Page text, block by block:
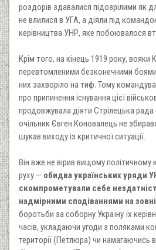
роздорів здавалися підозрілими як
не влилися в УГА, а діяли під
керівництва УНР, яке побоювалося
Крім того, на кінець 1919 року, вояки
перевтомленими безконечними
них захворіло на тиф. Тому
про припинення існування цієї
продовжувала діяти Стрілецька рада
очільник Євген Коновалець не
шукав виходу із критичної ситуації.
Він вже не вірив вищому політичному
руху — обидва українських уряди
скомпрометували себе
надмірними сподіваннями на
боротьби за соборну Україну їх
часів, укладаючи угоди з поляками
території (Петлюра) чи намагаючись